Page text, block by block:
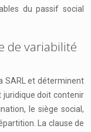
du passif social
de variabilité
SARL et déterminent
juridique doit contenir
le siège social,
La clause de